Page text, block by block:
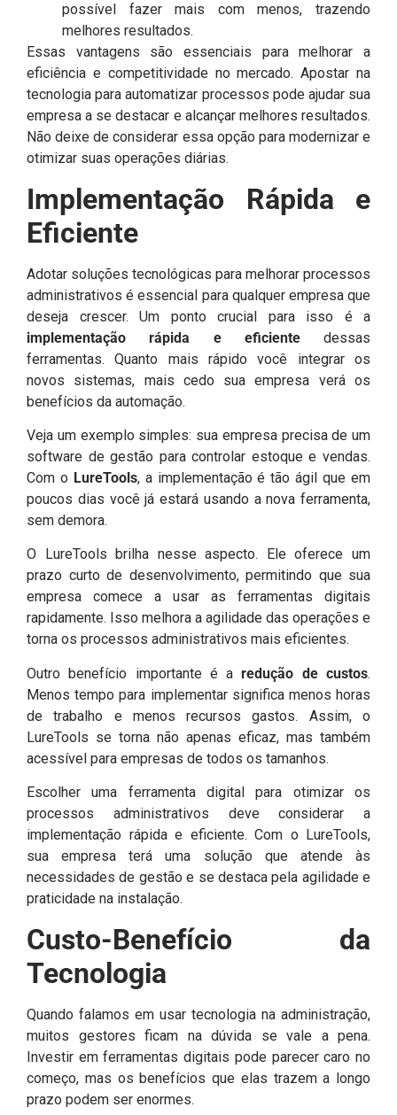
possível fazer mais com menos, trazendo
melhores resultados.
Essas vantagens são essenciais para melhorar a
eficiência e competitividade no mercado. Apostar na
tecnologia para automatizar processos pode ajudar sua
empresa a se destacar e alcançar melhores resultados.
Não deixe de considerar essa opção para modernizar e
otimizar suas operações diárias.
Implementação Rápida e
Eficiente
Adotar soluções tecnológicas para melhorar processos
administrativos é essencial para qualquer empresa que
deseja crescer. Um ponto crucial para isso é a
implementação rápida e eficientedessas
ferramentas. Quanto mais rápido você integrar os
novos sistemas, mais cedo sua empresa verá os
benefícios da automação.
Veja um exemplo simples: sua empresa precisa de um
software de gestão para controlar estoque e vendas.
Com o LureTools, a implementação é tão ágil que em
poucos dias você já estará usando a nova ferramenta,
sem demora.
O LureTools brilha nesse aspecto. Ele oferece um
prazo curto de desenvolvimento, permitindo que sua
empresa comece a usar as ferramentas digitais
rapidamente. Isso melhora a agilidade das operações e
torna os processos administrativos mais eficientes.
Outro benefício importante é aredução de custos.
Menos tempo para implementar significa menos horas
de trabalho e menos recursos gastos. Assim, o
LureTools se torna não apenas eficaz, mas também
acessível para empresas de todos os tamanhos.
Escolher uma ferramenta digital para otimizar os
processos administrativos deve considerar a
implementação rápida e eficiente. Com o LureTools,
sua empresa terá uma solução que atende às
necessidades de gestão e se destaca pela agilidade e
praticidade na instalação.
Custo-Benefício da
Tecnologia
Quando falamos em usar tecnologia na administração,
muitos gestores ficam na dúvida se vale a pena.
Investir em ferramentas digitais pode parecer caro no
começo, mas os benefícios que elas trazem a longo
prazo podem ser enormes.